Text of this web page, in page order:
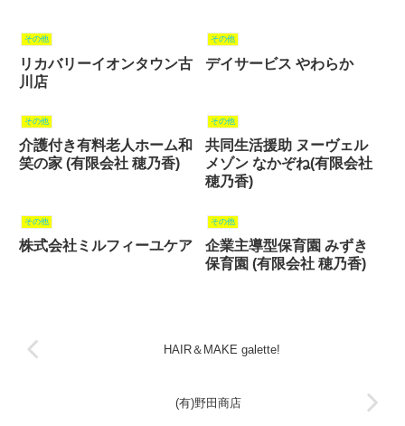
その他
リカバリーイオンタウン古
川店
その他
デイサービス やわらか
その他
介護付き有料老人ホーム和
笑の家 (有限会社 穂乃香)
その他
共同生活援助 ヌーヴェル
メゾン なかぞね(有限会社
穂乃香)
その他
株式会社ミルフィーユケア
その他
企業主導型保育園 みずき
保育園 (有限会社 穂乃香)
HAIR＆MAKE galette!
(有)野田商店